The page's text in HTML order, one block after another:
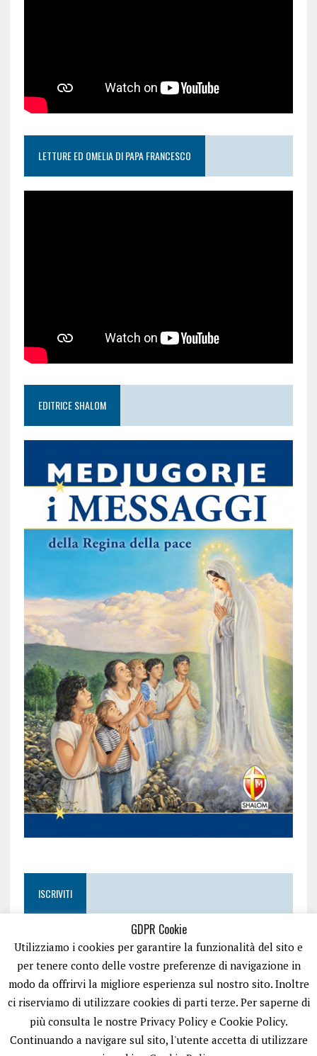
LETTURE ED OMELIA DI PAPA FRANCESCO
EDITRICE SHALOM
ISCRIVITI
GDPR Cookie
Utilizziamo i cookies per garantire la funzionalità del sito e
per tenere conto delle vostre preferenze di navigazione in
modo da offrirvi la migliore esperienza sul nostro sito. Inoltre
ci riserviamo di utilizzare cookies di parti terze. Per saperne di
più consulta le nostre Privacy Policy e Cookie Policy.
Continuando a navigare sul sito, l'utente accetta di utilizzare